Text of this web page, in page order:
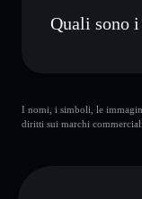
Quali sono
I nomi, i simboli, le
diritti sui marchi